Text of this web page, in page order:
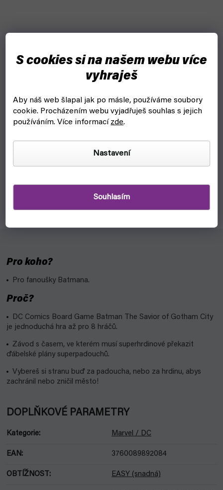
S cookies si na našem webu více
vyhraješ
Aby náš web šlapal jak po másle, používáme soubory
cookie. Procházením webu vyjadřuješ souhlas s jejich
používáním. Více informací zde.
Nastavení
Souhlasím
Batman: Bílý rytíř (Crew)
skladem, ihned k odeslání
Pro koho?
Pro fanoušky Batmana.
Proč?
DC Comics Board Game Batman The Savior of Gotham City
je jednoduchá hra až pro 8 hráčů.
Závod s časem, ve kterém musí superhrdinové překazit
ďábelské plány superpadouchů.
Vybereš si stranu buď za padoucha, nebo za hrdinu, abys
zachránil nebo zničil město!
DOPLŇKOVÉ PARAMETRY
Kategorie: Marvel / DC
EAN: 3760089892084
OBTÍŽNOST : EASY (snadná)